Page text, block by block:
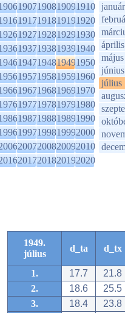
1907190819091910
1917191819191920
1927192819291930
1937193819391940
1947194819491950
1957195819591960
1967196819691970
1977197819791980
1987198819891990
1997199819992000
2007200820092010
2017201820192020
január
április
május
június
július
1949.
július
d_ta d_tx
1. 17.7
21.8
2.
18.6
25.5
3.
18.4
23.8